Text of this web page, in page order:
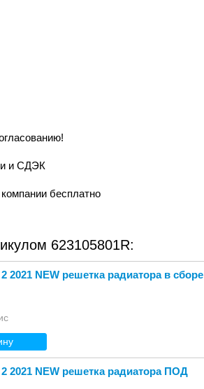
и СДЭК
бесплатно
623105801R:
2021 NEW решетка радиатора в сборе
2021 NEW решетка радиатора ПОД